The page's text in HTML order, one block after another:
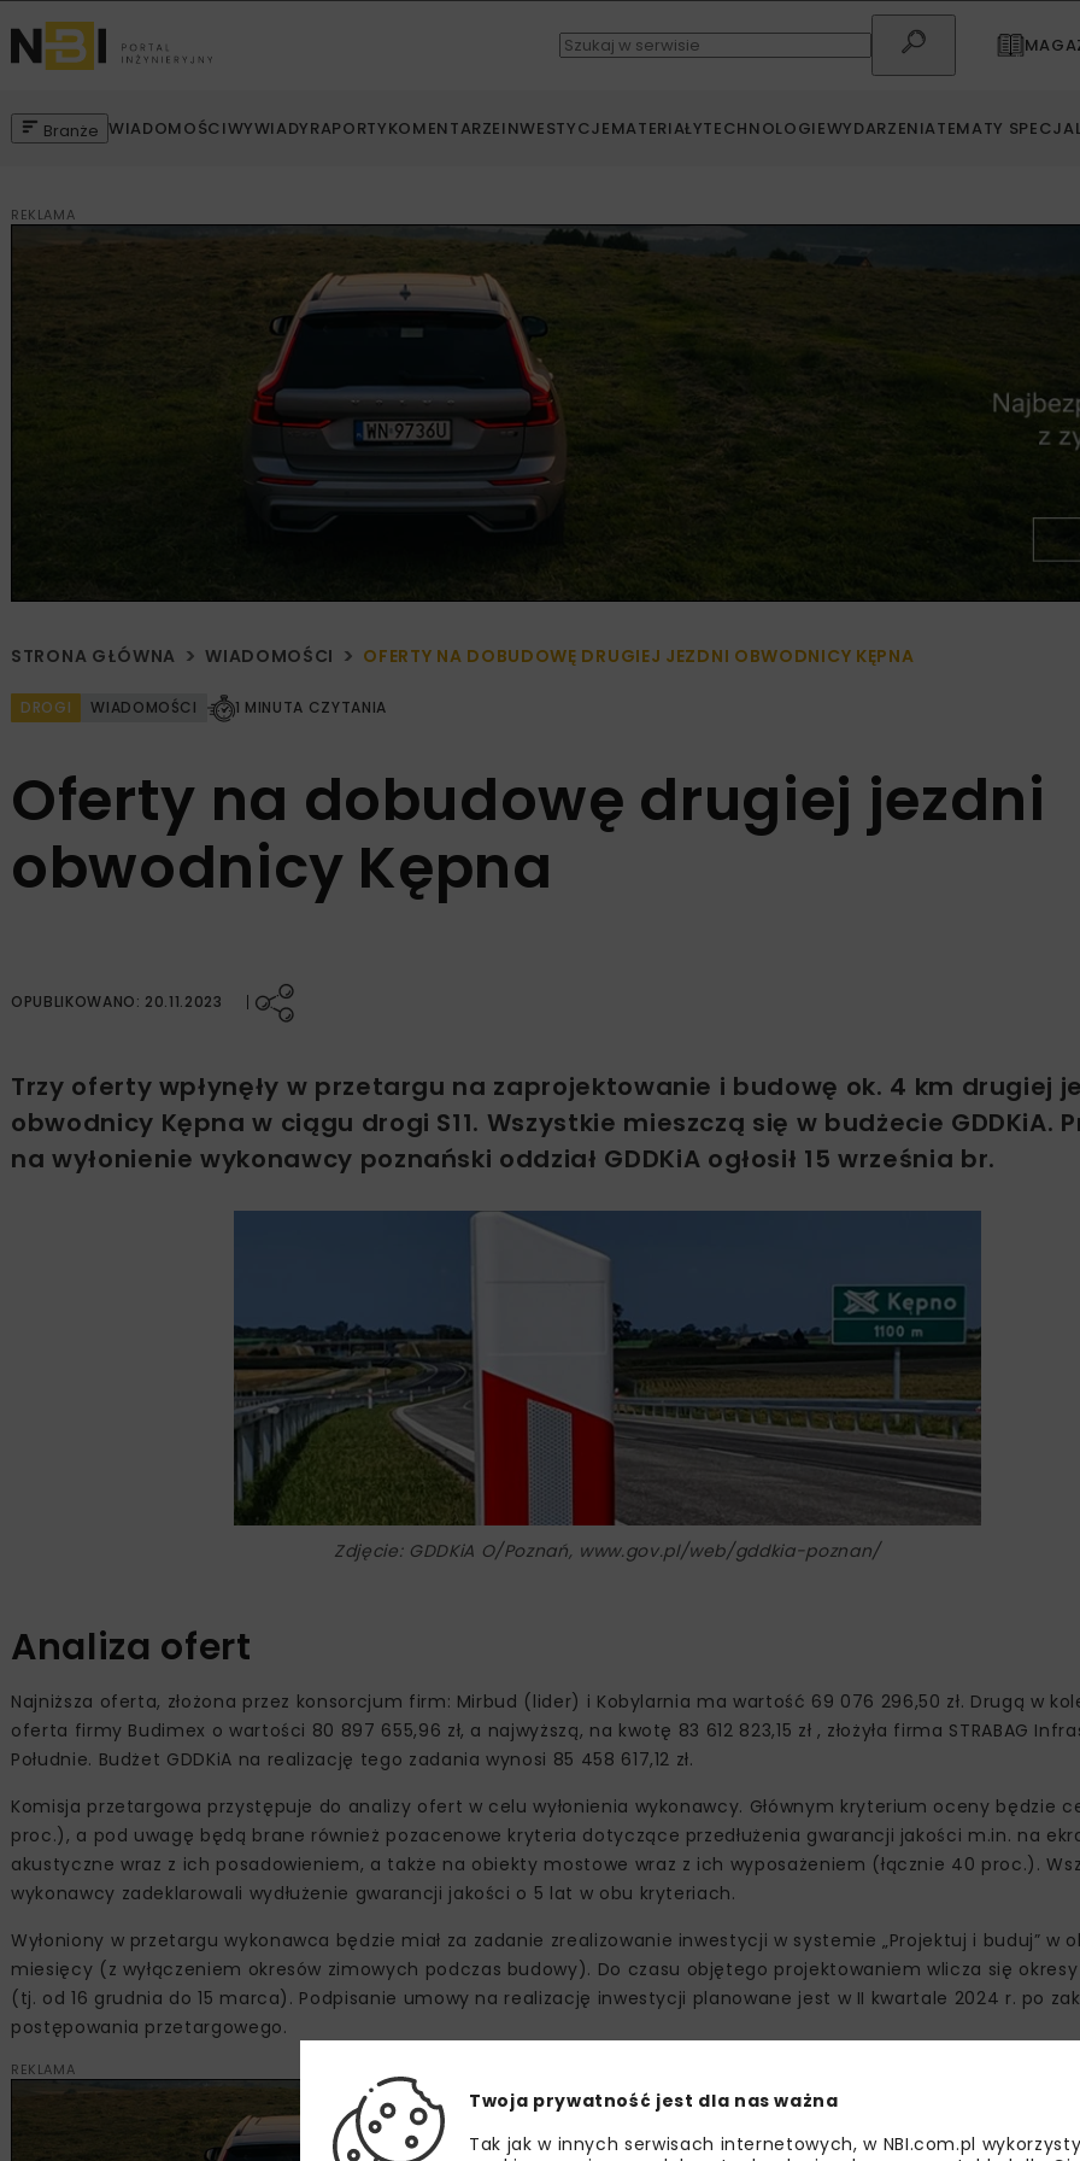
Branże WIADOMOŚCIWYWIADYRAPORTYKOMENTARZEINWESTYCJEMATERIAŁYTECHNOLOGIEWYDARZENIATEMATY
REKLAMA
STRONA GŁÓWNA WIADOMOŚCI OFERTY NA DOBUDOWĘ DRUGIEJ JEZDNI OBWODNICY KĘPNA
DROGI WIADOMOŚCI 1 MINUTA CZYTANIA
Oferty na dobudowę drugiej jezdni
obwodnicy Kępna
OPUBLIKOWANO: 20.11.2023
Trzy oferty wpłynęły w przetargu na zaprojektowanie i budowę ok. 4 km drugiej
obwodnicy Kępna w ciągu drogi S11. Wszystkie mieszczą się w budżecie GDDKiA.
na wyłonienie wykonawcy poznański oddział GDDKiA ogłosił 15 września br.
Zdjęcie: GDDKiA O/Poznań, www.gov.pl/web/gddkia-poznan/
Analiza ofert
Najniższa oferta, złożona przez konsorcjum firm: Mirbud (lider) i Kobylarnia ma wartość 69 076 296,50 zł. Drugą w
oferta firmy Budimex o wartości 80 897 655,96 zł, a najwyższą, na kwotę 83 612 823,15 zł , złożyła firma STRABAG
Południe. Budżet GDDKiA na realizację tego zadania wynosi 85 458 617,12 zł.
Komisja przetargowa przystępuje do analizy ofert w celu wyłonienia wykonawcy. Głównym kryterium oceny będzie
proc.), a pod uwagę będą brane również pozacenowe kryteria dotyczące przedłużenia gwarancji jakości m.in. na
akustyczne wraz z ich posadowieniem, a także na obiekty mostowe wraz z ich wyposażeniem (łącznie 40 proc.).
wykonawcy zadeklarowali wydłużenie gwarancji jakości o 5 lat w obu kryteriach.
Wyłoniony w przetargu wykonawca będzie miał za zadanie zrealizowanie inwestycji w systemie „Projektuj i buduj” w
miesięcy (z wyłączeniem okresów zimowych podczas budowy). Do czasu objętego projektowaniem wlicza się
(tj. od 16 grudnia do 15 marca). Podpisanie umowy na realizację inwestycji planowane jest w II kwartale 2024 r. po
postępowania przetargowego.
REKLAMA
Twoja prywatność jest dla nas ważna
Tak jak w innych serwisach internetowych, w NBI.com.pl